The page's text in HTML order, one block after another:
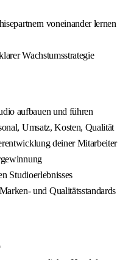
voneinander lernen
Wachstumsstrategie
aufbauen und führen
Umsatz, Kosten, Qualität
deiner Mitarbeiter
Studioerlebnisses
und Qualitätsstandards